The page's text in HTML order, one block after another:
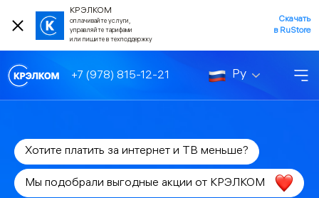
КРЭЛКОМ
оплачивайте услуги,
управляйте тарифами
или пишите в техподдержку
Скачать
в RuStore
+7 (978) 815-12-21 Ру
Хотите платить за интернет и ТВ меньше?
Мы подобрали выгодные акции от КРЭЛКОМ